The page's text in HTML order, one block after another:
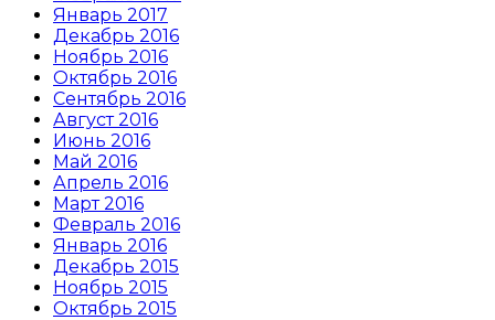
Январь 2017
Декабрь 2016
Ноябрь 2016
Октябрь 2016
Сентябрь 2016
Август 2016
Июнь 2016
Май 2016
Апрель 2016
Март 2016
Февраль 2016
Январь 2016
Декабрь 2015
Ноябрь 2015
Октябрь 2015